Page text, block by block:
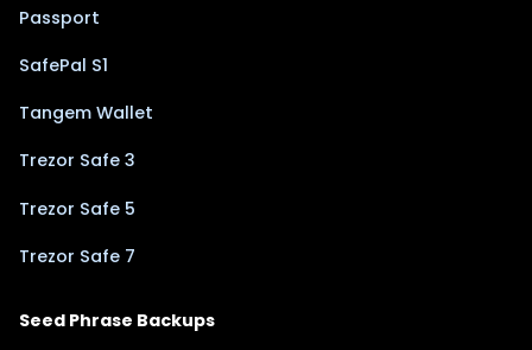
Passport
SafePal S1
Tangem Wallet
Trezor Safe 3
Trezor Safe 5
Trezor Safe 7
Seed Phrase Backups